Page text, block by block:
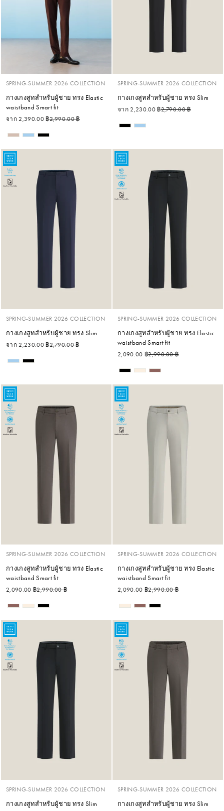
SPRING-SUMMER 2026 COLLECTION
กางเกงสูทสำหรับผู้ชาย ทรง Elastic
waistband Smart fit
จาก 2,390.00 ฿ราคาปกติ
2,990.00 ฿
SPRING-SUMMER 2026 COLLECTION
กางเกงสูทสำหรับผู้ชาย ทรง Slim
จาก 2,230.00 ฿ราคาปกติ
2,790.00 ฿
SPRING-SUMMER 2026 COLLECTION
กางเกงสูทสำหรับผู้ชาย ทรง Slim
จาก 2,230.00 ฿ราคาปกติ
2,790.00 ฿
SPRING-SUMMER 2026 COLLECTION
กางเกงสูทสำหรับผู้ชาย ทรง Elastic
waistband Smart fit
2,090.00 ฿ราคาปกติ
2,990.00 ฿
SPRING-SUMMER 2026 COLLECTION
กางเกงสูทสำหรับผู้ชาย ทรง Elastic
waistband Smart fit
2,090.00 ฿ราคาปกติ
2,990.00 ฿
SPRING-SUMMER 2026 COLLECTION
กางเกงสูทสำหรับผู้ชาย ทรง Elastic
waistband Smart fit
2,090.00 ฿ราคาปกติ
2,990.00 ฿
SPRING-SUMMER 2026 COLLECTION
กางเกงสูทสำหรับผู้ชาย ทรง Slim
SPRING-SUMMER 2026 COLLECTION
กางเกงสูทสำหรับผู้ชาย ทรง Slim